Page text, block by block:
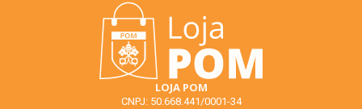
LOJA POM
CNPJ: 50.668.441/0001-34